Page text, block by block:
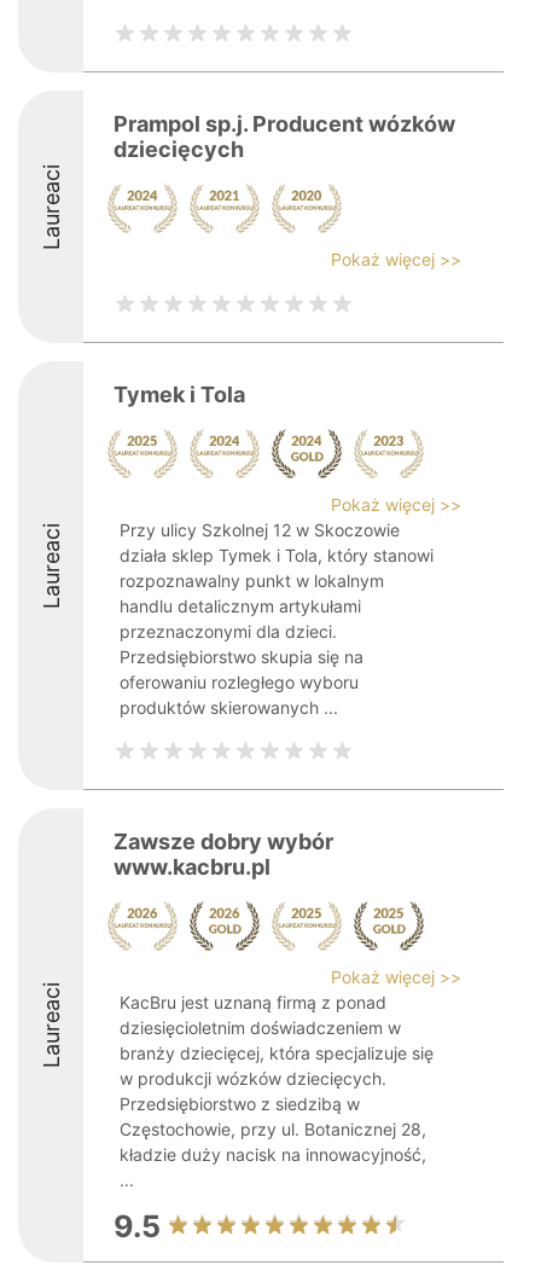
Laureaci
Prampol sp.j. Producent wózków
dziecięcych
Pokaż więcej >>
Laureaci
Tymek i Tola
Pokaż więcej >>
Przy ulicy Szkolnej 12 w Skoczowie
działa sklep Tymek i Tola, który stanowi
rozpoznawalny punkt w lokalnym
handlu detalicznym artykułami
przeznaczonymi dla dzieci.
Przedsiębiorstwo skupia się na
oferowaniu rozległego wyboru
produktów skierowanych ...
Laureaci
Zawsze dobry wybór
www.kacbru.pl
Pokaż więcej >>
KacBru jest uznaną firmą z ponad
dziesięcioletnim doświadczeniem w
branży dziecięcej, która specjalizuje się
w produkcji wózków dziecięcych.
Przedsiębiorstwo z siedzibą w
Częstochowie, przy ul. Botanicznej 28,
kładzie duży nacisk na innowacyjność,
...
9.5